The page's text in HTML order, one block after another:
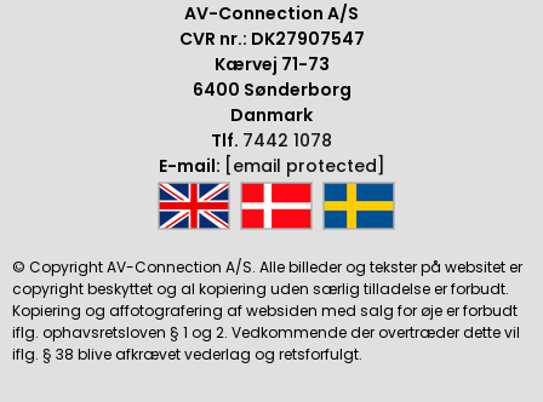
AV-Connection A/S
CVR nr.: DK27907547
Kærvej 71-73
6400 Sønderborg
Danmark
Tlf. 7442 1078
E-mail: [email protected]
© Copyright AV-Connection A/S. Alle billeder og tekster på websitet er
copyright beskyttet og al kopiering uden særlig tilladelse er forbudt.
Kopiering og affotografering af websiden med salg for øje er forbudt
iflg. ophavsretsloven § 1 og 2. Vedkommende der overtræder dette vil
iflg. § 38 blive afkrævet vederlag og retsforfulgt.